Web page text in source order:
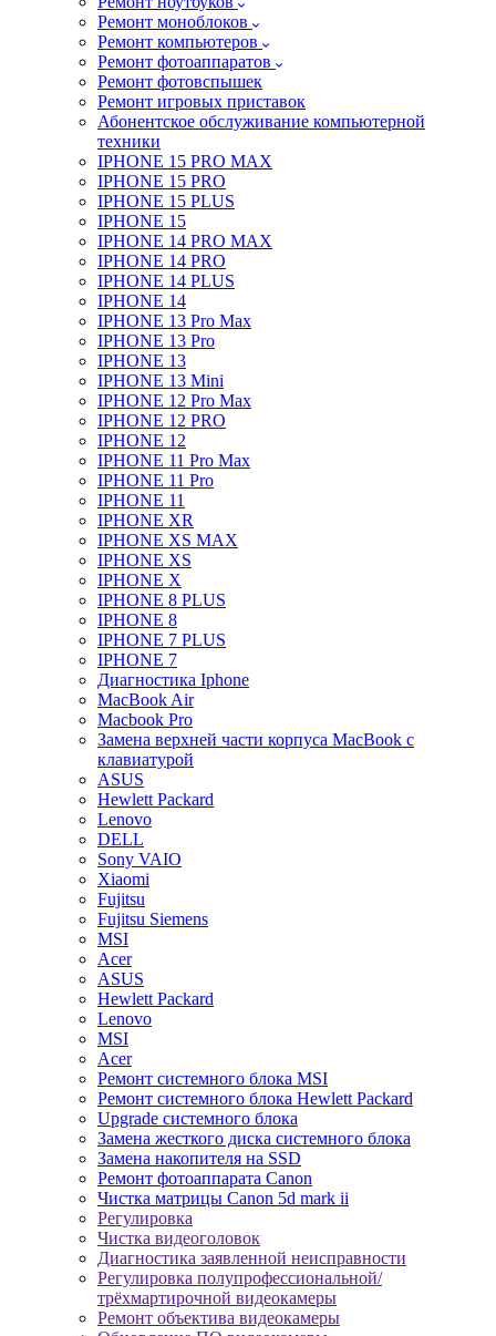
Ремонт моноблоков
Ремонт компьютеров
Ремонт фотоаппаратов
Ремонт фотовспышек
Ремонт игровых приставок
Абонентское обслуживание компьютерной
техники
IPHONE 15 PRO MAX
IPHONE 15 PRO
IPHONE 15 PLUS
IPHONE 15
IPHONE 14 PRO MAX
IPHONE 14 PRO
IPHONE 14 PLUS
IPHONE 14
IPHONE 13 Pro Max
IPHONE 13 Pro
IPHONE 13
IPHONE 13 Mini
IPHONE 12 Pro Max
IPHONE 12 PRO
IPHONE 12
IPHONE 11 Pro Max
IPHONE 11 Pro
IPHONE 11
IPHONE XR
IPHONE XS MAX
IPHONE XS
IPHONE X
IPHONE 8 PLUS
IPHONE 8
IPHONE 7 PLUS
IPHONE 7
Диагностика Iphone
MacBook Air
Macbook Pro
Замена верхней части корпуса MacBook с
клавиатурой
ASUS
Hewlett Packard
Lenovo
DELL
Sony VAIO
Xiaomi
Fujitsu
Fujitsu Siemens
MSI
Acer
ASUS
Hewlett Packard
Lenovo
MSI
Acer
Ремонт системного блока MSI
Ремонт системного блока Hewlett Packard
Upgrade системного блока
Замена жесткого диска системного блока
Замена накопителя на SSD
Ремонт фотоаппарата Canon
Чистка матрицы Canon 5d mark ii
Регулировка
Чистка видеоголовок
Диагностика заявленной неисправности
Регулировка полупрофессиональной/
трёхмартирочной видеокамеры
Ремонт объектива видеокамеры